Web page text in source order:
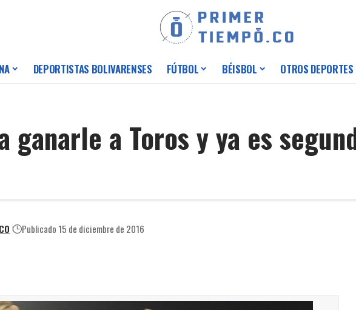
DEPORTISTAS BOLIVARENSES FÚTBOL BÉISBOL OTROS DEPORTES
ganarle a Toros y ya es
Publicado 15 de diciembre de 2016